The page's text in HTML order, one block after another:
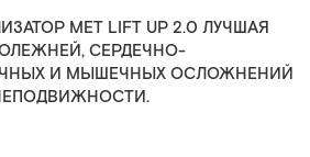
МЕТ LIFT UP 2.0 ЛУЧШАЯ
СЕРДЕЧНО-
И МЫШЕЧНЫХ ОСЛОЖНЕНИЙ